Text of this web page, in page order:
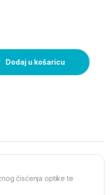
Dodaj u košaricu
čisćenja optike te